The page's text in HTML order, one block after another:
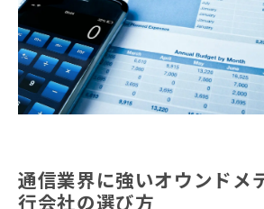
通信業界に強いオウンドメ
行会社の選び方